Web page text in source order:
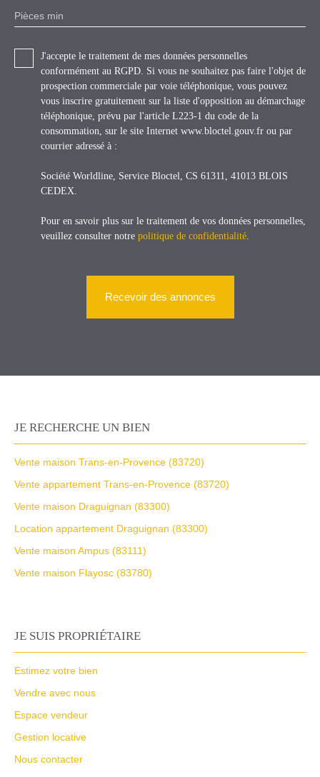
Pièces min
J'accepte le traitement de mes données personnelles
conformément au RGPD. Si vous ne souhaitez pas faire l'objet de
prospection commerciale par voie téléphonique, vous pouvez
vous inscrire gratuitement sur la liste d'opposition au démarchage
téléphonique, prévu par l'article L223-1 du code de la
consommation, sur le site Internet www.bloctel.gouv.fr ou par
courrier adressé à :
Société Worldline, Service Bloctel, CS 61311, 41013 BLOIS
CEDEX.
Pour en savoir plus sur le traitement de vos données personnelles,
veuillez consulter notre politique de confidentialité
Recevoir des annonces
JE RECHERCHE UN BIEN
Vente maison Trans-en-Provence (83720)
Vente appartement Trans-en-Provence (83720)
Vente maison Draguignan (83300)
Location appartement Draguignan (83300)
Vente maison Ampus (83111)
Vente maison Flayosc (83780)
JE SUIS PROPRIÉTAIRE
Estimez votre bien
Vendre avec nous
Espace vendeur
Gestion locative
Nous contacter